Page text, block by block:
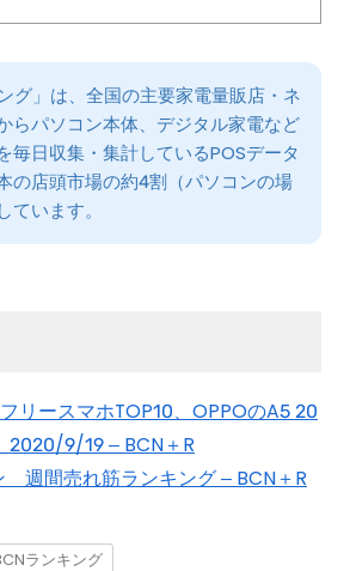
グ」は、全国の主要家電量販店・ネ
らパソコン本体、デジタル家電など
毎日収集・集計しているPOSデータ
の店頭市場の約4割（パソコンの場
ています。
リースマホTOP10、OPPOのA5 20
9/19 – BCN＋R
週間売れ筋ランキング – BCN＋R
ランキング